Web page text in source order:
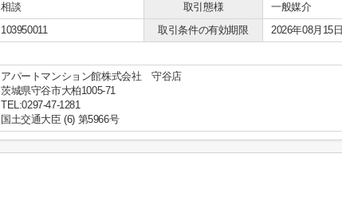
相談 取引態様
一般媒介
103950011 取引条件の有効期限
2026年08月15日
アパートマンション館株式会社 守谷店
茨城県守谷市大柏1005-71
TEL:0297-47-1281
国土交通大臣 (6) 第5966号